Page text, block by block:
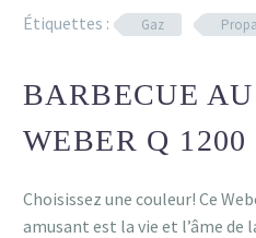
Étiquettes :
Gaz
BARBECUE
WEBER Q 1200
Choisissez une couleur! Ce
amusant est la vie et l’âme de